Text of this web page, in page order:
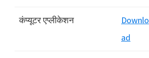
कंप्यूटर एप्लीकेशन
Downlo
ad